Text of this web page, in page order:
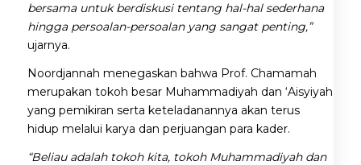
bersama untuk berdiskusi tentang hal-hal sederhana
hingga persoalan-persoalan yang sangat penting,”
ujarnya.
Noordjannah menegaskan bahwa Prof. Chamamah
merupakan tokoh besar Muhammadiyah dan ‘Aisyiyah
yang pemikiran serta keteladanannya akan terus
hidup melalui karya dan perjuangan para kader.
“Beliau adalah tokoh kita, tokoh Muhammadiyah dan